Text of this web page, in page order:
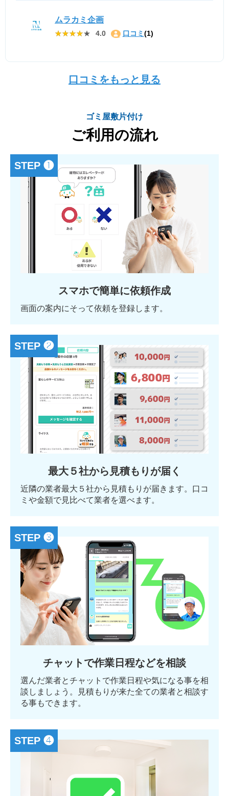
ムラカミ企画
★★★★★
★★★★★ 4.0 口コミ (1)
口コミをもっと見る
ゴミ屋敷片付け
ご利用の流れ
STEP ❶
スマホで簡単に依頼作成
画面の案内にそって依頼を登録します。
STEP ❷
最大５社から見積もりが届く
近隣の業者最大５社から見積もりが届きます。口コ
ミや金額で見比べて業者を選べます。
STEP ❸
チャットで作業日程などを相談
選んだ業者とチャットで作業日程や気になる事を相
談しましょう。見積もりが来た全ての業者と相談す
る事もできます。
STEP ❹